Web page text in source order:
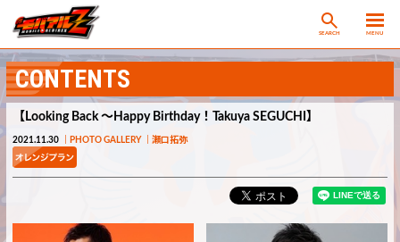
SEARCH MENU
CONTENTS
【Looking Back ～Happy Birthday！Takuya SEGUCHI】
2021.11.30 PHOTO GALLERY 瀬口拓弥